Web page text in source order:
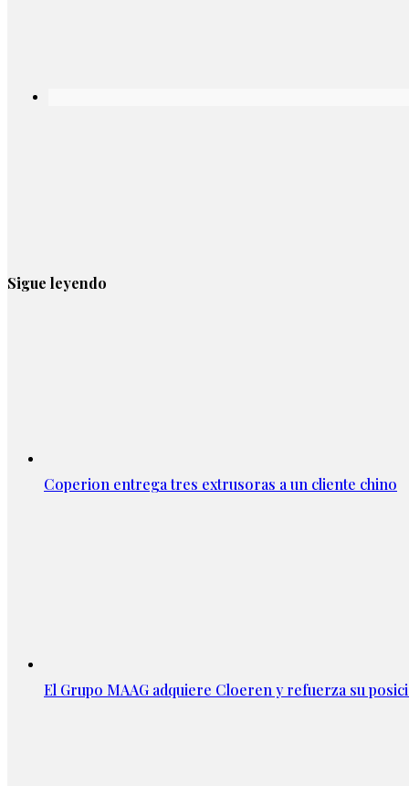
Sigue leyendo
Coperion entrega tres extrusoras a un cliente chino
El Grupo MAAG adquiere Cloeren y refuerza su